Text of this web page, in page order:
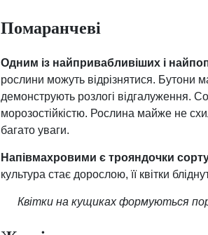
Помаранчеві
Одним із найпривабливіших і
рослини можуть відрізнятися. Бутони
демонструють розлогі відгалуження.
морозостійкістю. Рослина майже не
багато уваги.
Напівмахровими є трояндочки
культура стає дорослою, її квітки
Квітки на кущиках формуються